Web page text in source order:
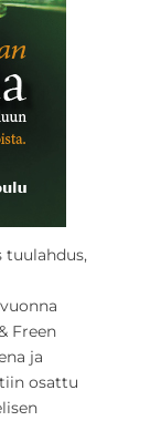
tuulahdus,
Freen
ja
osattu